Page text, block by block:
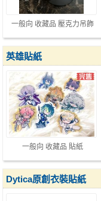
一般向 收藏品 壓克力吊飾
一般向 收藏品 貼紙
英雄貼紙
Dytica原創衣裝貼紙